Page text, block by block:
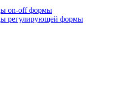
on-off формы
регулирующей формы